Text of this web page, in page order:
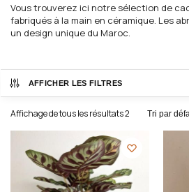
Vous trouverez ici notre sélection de
fabriqués à la main en céramique. Les
un design unique du Maroc.
AFFICHER LES FILTRES
Affichage de tous les résultats 2